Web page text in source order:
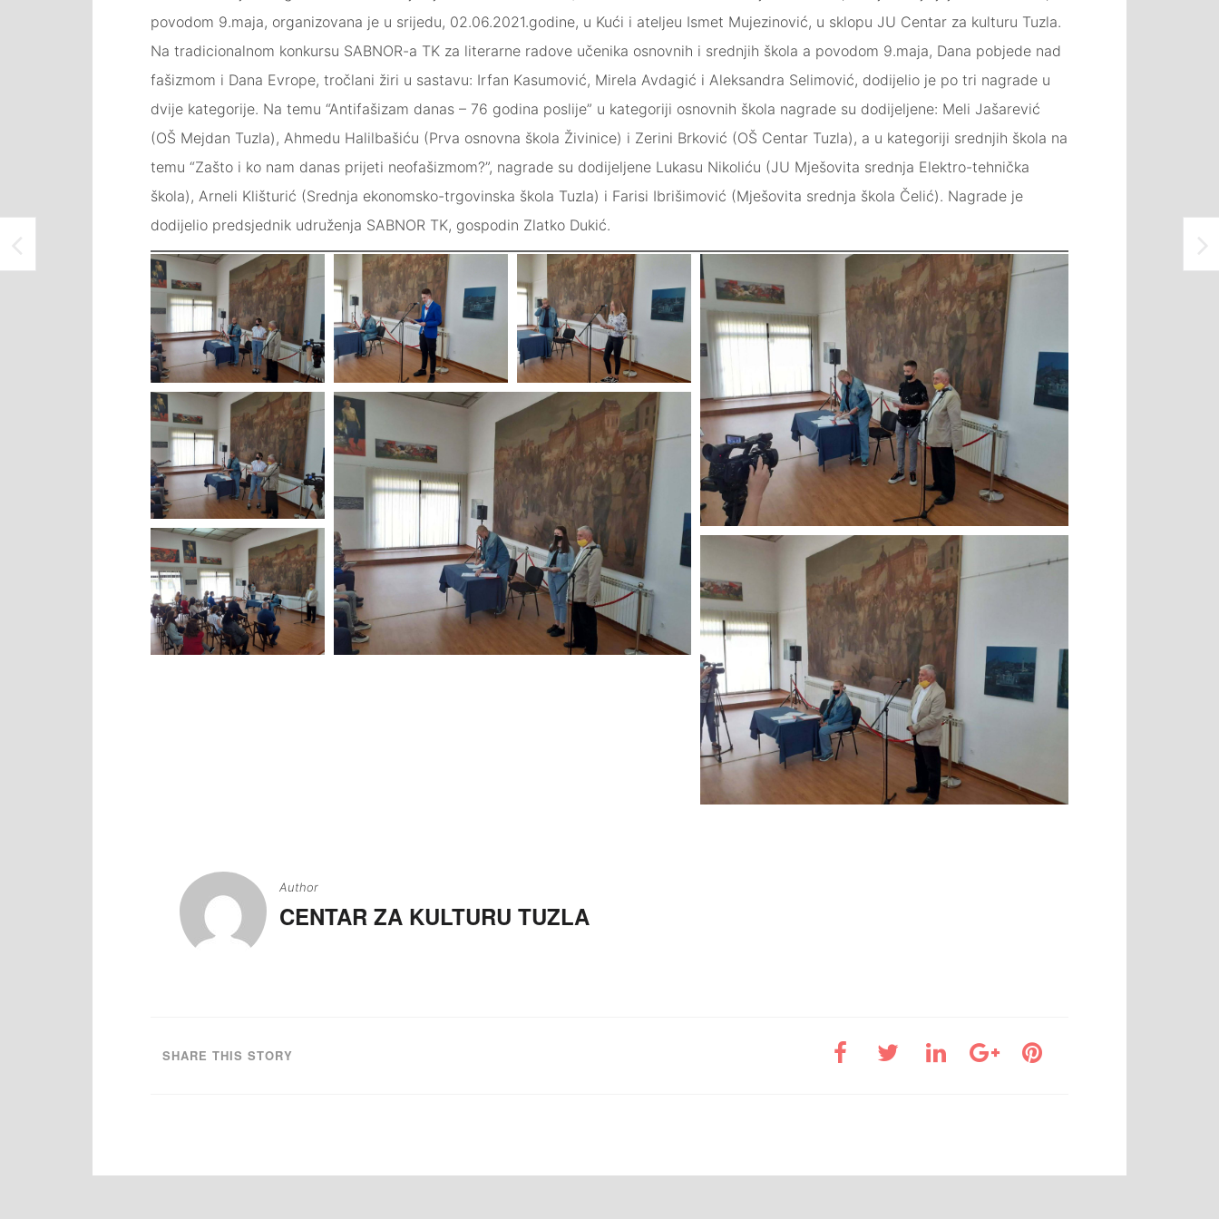
povodom 9.maja, organizovana je u srijedu, 02.06.2021.godine, u Kući i ateljeu Ismet Mujezinović, u sklopu JU Centar za kulturu Tuzla.
Na tradicionalnom konkursu SABNOR-a TK za literarne radove učenika osnovnih i srednjih škola a povodom 9.maja, Dana pobjede nad
fašizmom i Dana Evrope, tročlani žiri u sastavu: Irfan Kasumović, Mirela Avdagić i Aleksandra Selimović, dodijelio je po tri nagrade u
dvije kategorije. Na temu “Antifašizam danas – 76 godina poslije” u kategoriji osnovnih škola nagrade su dodijeljene: Meli Jašarević
(OŠ Mejdan Tuzla), Ahmedu Halilbašiću (Prva osnovna škola Živinice) i Zerini Brković (OŠ Centar Tuzla), a u kategoriji srednjih škola na
temu “Zašto i ko nam danas prijeti neofašizmom?”, nagrade su dodijeljene Lukasu Nikoliću (JU Mješovita srednja Elektro-tehnička
škola), Arneli Klišturić (Srednja ekonomsko-trgovinska škola Tuzla) i Farisi Ibrišimović (Mješovita srednja škola Čelić). Nagrade je
dodijelio predsjednik udruženja SABNOR TK, gospodin Zlatko Dukić.
Author
CENTAR ZA KULTURU TUZLA
SHARE THIS STORY